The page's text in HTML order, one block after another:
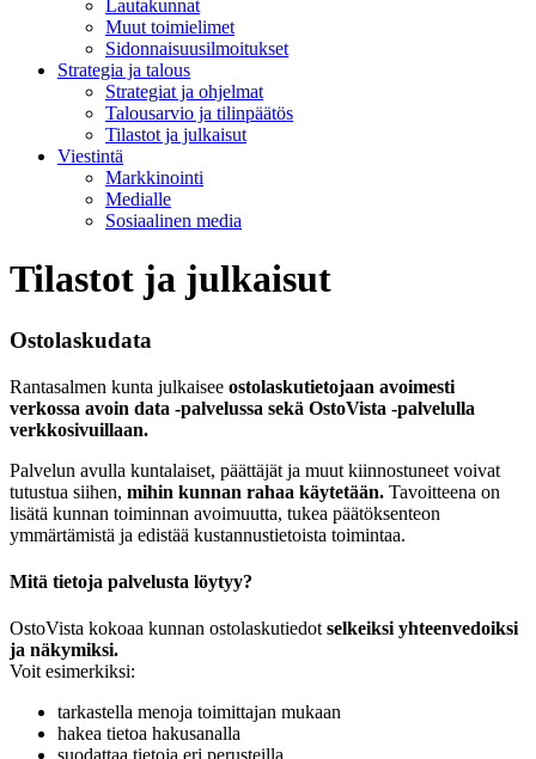
Lautakunnat
Muut toimielimet
Sidonnaisuusilmoitukset
Strategia ja talous
Strategiat ja ohjelmat
Talousarvio ja tilinpäätös
Tilastot ja julkaisut
Viestintä
Markkinointi
Medialle
Sosiaalinen media
Tilastot ja julkaisut
Ostolaskudata
Rantasalmen kunta julkaisee ostolaskutietojaan avoimesti
verkossa avoin data -palvelussa sekä OstoVista -palvelulla
verkkosivuillaan.
Palvelun avulla kuntalaiset, päättäjät ja muut kiinnostuneet voivat
tutustua siihen, mihin kunnan rahaa käytetään. Tavoitteena on
lisätä kunnan toiminnan avoimuutta, tukea päätöksenteon
ymmärtämistä ja edistää kustannustietoista toimintaa.
Mitä tietoja palvelusta löytyy?
OstoVista kokoaa kunnan ostolaskutiedot selkeiksi yhteenvedoiksi
ja näkymiksi.
Voit esimerkiksi:
tarkastella menoja toimittajan mukaan
hakea tietoa hakusanalla